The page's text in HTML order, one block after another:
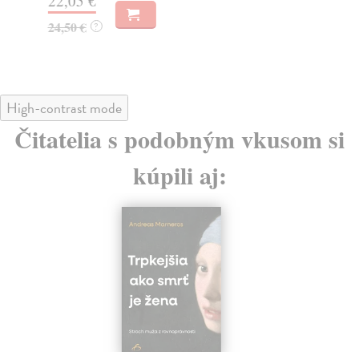
24,50 € ?
High-contrast mode
Čitatelia s podobným vkusom si
kúpili aj: